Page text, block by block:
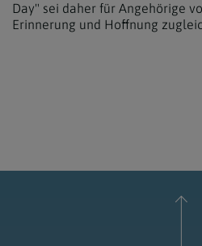
Day" sei daher für Angehörige
Erinnerung und Hoffnung